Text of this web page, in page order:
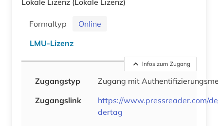
Lokale Lizenz (Lokale Lizenz)
Formaltyp
Online
LMU-Lizenz
Infos zum Zugang
Zugangstyp
Zugang mit
Zugangslink
https://www.pressreader.com/
dertag